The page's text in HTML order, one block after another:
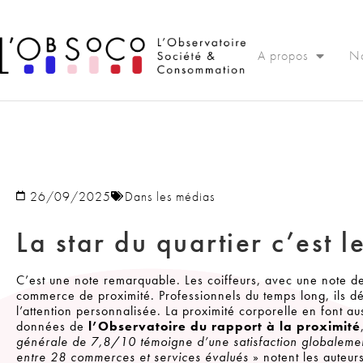
A propos
26/09/2025 Dans les médias
La star du quartier c’est
C’est une note remarquable. Les coiffeurs, avec une note
commerce de proximité. Professionnels du temps long, ils
l’attention personnalisée. La proximité corporelle en font
données de l’Observatoire du rapport à la proximité
générale de 7,8/10 témoigne d’une satisfaction
entre 28 commerces et services évalués » notent les